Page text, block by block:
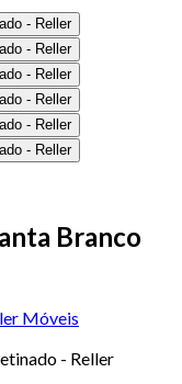
Branco
Móveis
- Reller